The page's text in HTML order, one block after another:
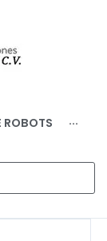
ROBOTS ···